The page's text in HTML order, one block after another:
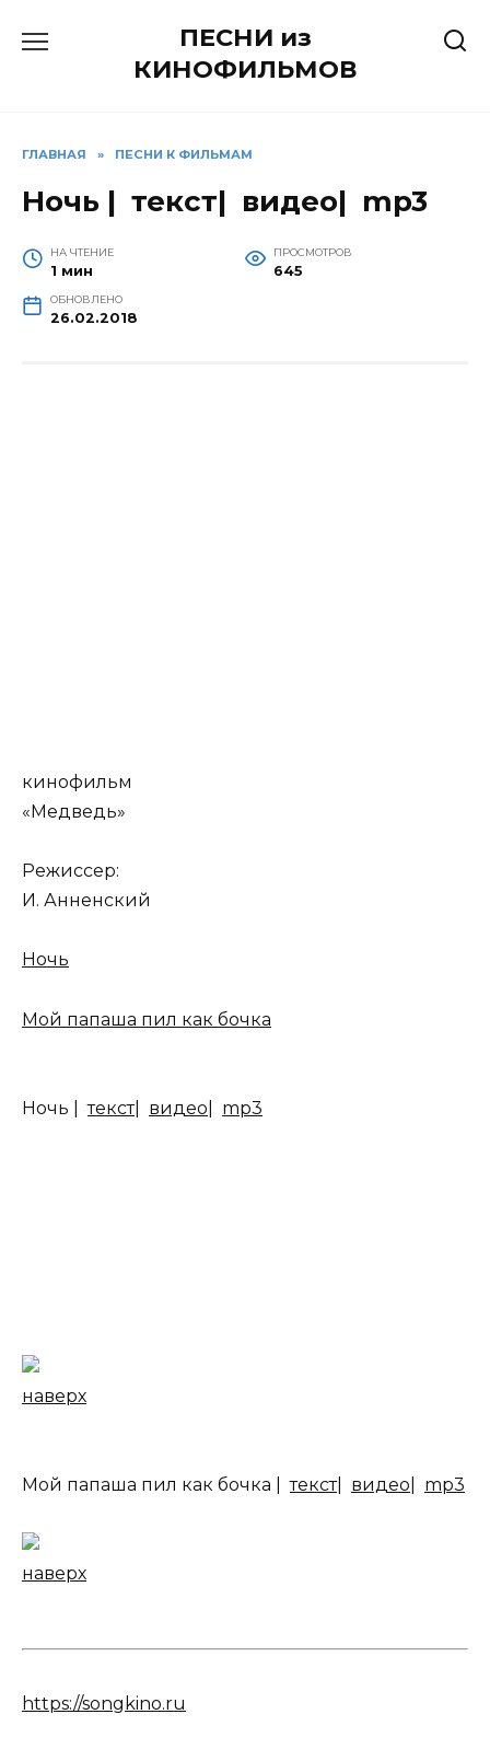
ПЕСНИ из
КИНОФИЛЬМОВ
ГЛАВНАЯ » ПЕСНИ К ФИЛЬМАМ
Ночь | текст| видео| mp3
НА ЧТЕНИЕ
1 мин
ПРОСМОТРОВ
645
ОБНОВЛЕНО
26.02.2018
кинофильм
«Медведь»
Режиссер:
И. Анненский
Ночь
Мой папаша пил как бочка
Ночь |текст| видео mp3
наверх
Мой папаша пил как бочка |текст| видео mp3
наверх
https://songkino.ru